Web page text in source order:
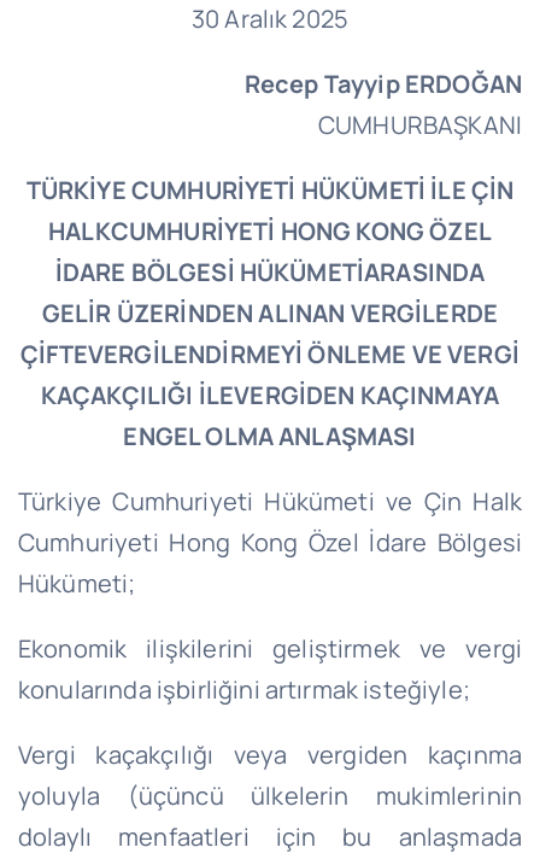
30 Aralık 2025
Recep Tayyip ERDOĞAN
CUMHURBAŞKANI
TÜRKİYE CUMHURİYETİ HÜKÜMETİ İLE ÇİN
HALKCUMHURİYETİ HONG KONG ÖZEL
İDARE BÖLGESİ HÜKÜMETİARASINDA
GELİR ÜZERİNDEN ALINAN VERGİLERDE
ÇİFTEVERGİLENDİRMEYİ ÖNLEME VE VERGİ
KAÇAKÇILIĞI İLEVERGİDEN KAÇINMAYA
ENGEL OLMA ANLAŞMASI
Türkiye Cumhuriyeti Hükümeti ve Çin Halk
Cumhuriyeti Hong Kong Özel İdare Bölgesi
Hükümeti;
Ekonomik ilişkilerini geliştirmek ve vergi
konularında işbirliğini artırmak isteğiyle;
Vergi kaçakçılığı veya vergiden kaçınma
yoluyla (üçüncü ülkelerin mukimlerinin
dolaylı menfaatleri için bu anlaşmada